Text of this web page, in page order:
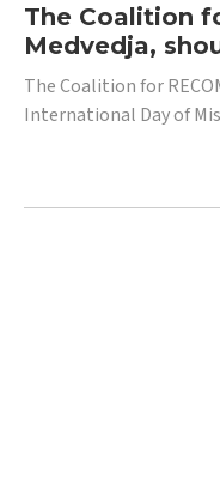
The Coalition
Medvedja,
The Coalition for
International Day of